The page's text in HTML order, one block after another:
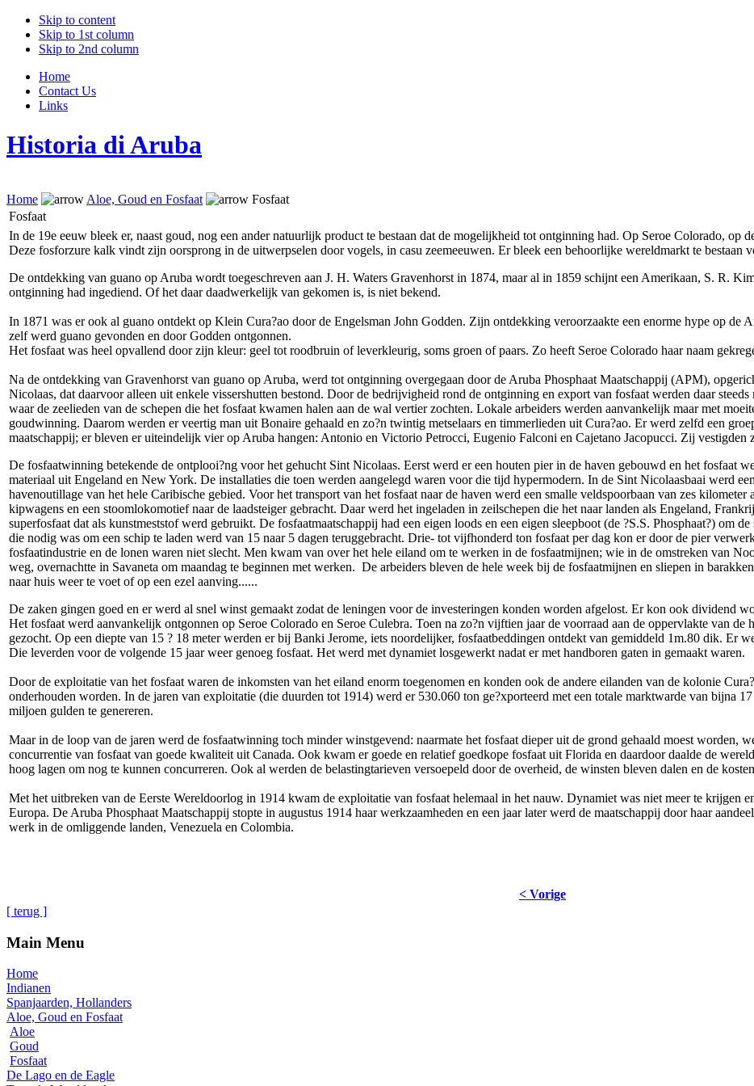
Skip to content
Skip to 1st column
Skip to 2nd column
Home
Contact Us
Links
Historia di Aruba
Home Aloe, Goud en Fosfaat
Fosfaat
Fosfaat
In de 19e eeuw bleek er, naast goud, nog een ander natuurlijk product te bestaan dat de mogelijkheid tot ontginning had. Op Seroe Colorado, op
Deze fosforzure kalk vindt zijn oorsprong in de uitwerpselen door vogels, in casu zeemeeuwen. Er bleek een behoorlijke wereldmarkt te bestaan
De ontdekking van guano op Aruba wordt toegeschreven aan J. H. Waters Gravenhorst in 1874, maar al in 1859 schijnt een Amerikaan, S. R.
ontginning had ingediend. Of het daar daadwerkelijk van gekomen is, is niet bekend.
In 1871 was er ook al guano ontdekt op Klein Cura?ao door de Engelsman John Godden. Zijn ontdekking veroorzaakte een enorme hype op de
zelf werd guano gevonden en door Godden ontgonnen.
Het fosfaat was heel opvallend door zijn kleur: geel tot roodbruin of leverkleurig, soms groen of paars. Zo heeft Seroe Colorado haar naam
Na de ontdekking van Gravenhorst van guano op Aruba, werd tot ontginning overgegaan door de Aruba Phosphaat Maatschappij (APM),
Nicolaas, dat daarvoor alleen uit enkele vissershutten bestond. Door de bedrijvigheid rond de ontginning en export van fosfaat werden daar
waar de zeelieden van de schepen die het fosfaat kwamen halen aan de wal vertier zochten. Lokale arbeiders werden aanvankelijk maar met
goudwinning. Daarom werden er veertig man uit Bonaire gehaald en zo?n twintig metselaars en timmerlieden uit Cura?ao. Er werd zelfd een
maatschappij; er bleven er uiteindelijk vier op Aruba hangen: Antonio en Victorio Petrocci, Eugenio Falconi en Cajetano Jacopucci. Zij vestigden
De fosfaatwinning betekende de ontplooi?ng voor het gehucht Sint Nicolaas. Eerst werd er een houten pier in de haven gebouwd en het fosfaat
materiaal uit Engeland en New York. De installaties die toen werden aangelegd waren voor die tijd hypermodern. In de Sint Nicolaasbaai werd
havenoutillage van het hele Caribische gebied. Voor het transport van het fosfaat naar de haven werd een smalle veldspoorbaan van zes
kipwagens en een stoomlokomotief naar de laadsteiger gebracht. Daar werd het ingeladen in zeilschepen die het naar landen als Engeland,
superfosfaat dat als kunstmeststof werd gebruikt. De fosfaatmaatschappij had een eigen loods en een eigen sleepboot (de ?S.S. Phosphaat?) om
die nodig was om een schip te laden werd van 15 naar 5 dagen teruggebracht. Drie- tot vijfhonderd ton fosfaat per dag kon er door de pier
fosfaatindustrie en de lonen waren niet slecht. Men kwam van over het hele eiland om te werken in de fosfaatmijnen; wie in de omstreken van
weg, overnachtte in Savaneta om maandag te beginnen met werken. De arbeiders bleven de hele week bij de fosfaatmijnen en sliepen in
naar huis weer te voet of op een ezel aanving......
De zaken gingen goed en er werd al snel winst gemaakt zodat de leningen voor de investeringen konden worden afgelost. Er kon ook dividend
Het fosfaat werd aanvankelijk ontgonnen op Seroe Colorado en Seroe Culebra. Toen na zo?n vijftien jaar de voorraad aan de oppervlakte van
gezocht. Op een diepte van 15 ? 18 meter werden er bij Banki Jerome, iets noordelijker, fosfaatbeddingen ontdekt van gemiddeld 1m.80 dik. Er
Die leverden voor de volgende 15 jaar weer genoeg fosfaat. Het werd met dynamiet losgewerkt nadat er met handboren gaten in gemaakt waren.
Door de exploitatie van het fosfaat waren de inkomsten van het eiland enorm toegenomen en konden ook de andere eilanden van de kolonie
onderhouden worden. In de jaren van exploitatie (die duurden tot 1914) werd er 530.060 ton ge?xporteerd met een totale marktwarde van bijna
miljoen gulden te genereren.
Maar in de loop van de jaren werd de fosfaatwinning toch minder winstgevend: naarmate het fosfaat dieper uit de grond gehaald moest worden,
concurrentie van fosfaat van goede kwaliteit uit Canada. Ook kwam er goede en relatief goedkope fosfaat uit Florida en daardoor daalde de
hoog lagen om nog te kunnen concurreren. Ook al werden de belastingtarieven versoepeld door de overheid, de winsten bleven dalen en de
Met het uitbreken van de Eerste Wereldoorlog in 1914 kwam de exploitatie van fosfaat helemaal in het nauw. Dynamiet was niet meer te krijgen
Europa. De Aruba Phosphaat Maatschappij stopte in augustus 1914 haar werkzaamheden en een jaar later werd de maatschappij door haar
werk in de omliggende landen, Venezuela en Colombia.
< Vorige
[ terug ]
Main Menu
Home
Indianen
Spanjaarden, Hollanders
Aloe, Goud en Fosfaat
Aloe
Goud
Fosfaat
De Lago en de Eagle